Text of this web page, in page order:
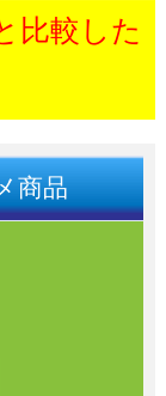
比較した
商品